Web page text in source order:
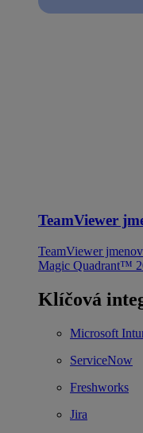
TeamViewer
TeamViewer
Magic Quadrant™
Klíčová
Microsoft
ServiceNow
Freshworks
Jira